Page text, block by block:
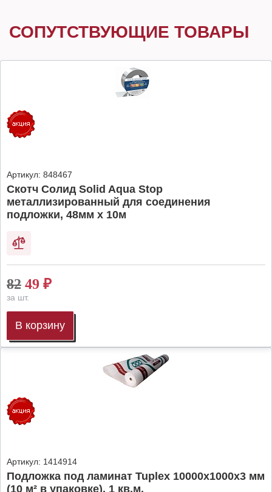
СОПУТСТВУЮЩИЕ ТОВАРЫ
Артикул: 848467
Скотч Солид Solid Aqua Stop
металлизированный для соединения
подложки, 48мм х 10м
82 49 ₽
за шт.
В корзину
Артикул: 1414914
Подложка под ламинат Tuplex 10000x1000x3 мм
(10 м² в упаковке), 1 кв.м.